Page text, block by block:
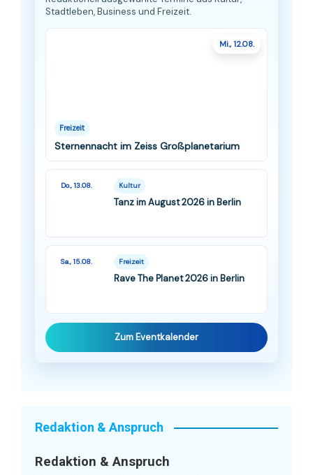
Stadtleben, Business und Freizeit.
Mi., 12.08.
Freizeit
Sternennacht im Zeiss Großplanetarium
Do., 13.08. Kultur
Tanz im August 2026 in Berlin
Sa., 15.08. Freizeit
Rave The Planet 2026 in Berlin
Zum Eventkalender
Redaktion & Anspruch
Redaktion & Anspruch